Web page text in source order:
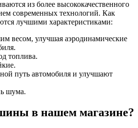
из более высококачественного
современных технологий. Как
лучшими характеристиками:
весом, улучшая аэродинамические
топлива.
путь автомобиля и улучшают
шума.
в нашем магазине?